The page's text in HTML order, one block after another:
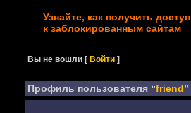
Узнайте, как получить доступ
к заблокированным сайтам
Вы не вошли [Войти ]
Профиль пользователя “friend”